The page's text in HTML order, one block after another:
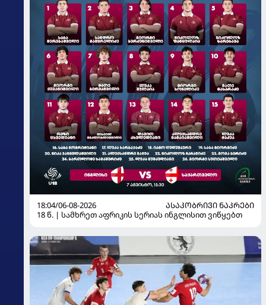
18:04/06-08-2026
ᲐᲡᲐᲙᲝᲑᲠᲘᲕᲘ ᲜᲐᲙᲠᲔᲑᲘ
18 წ. | სამხრეთ აფრიკის სერიას ინგლისით ვიწყებთ